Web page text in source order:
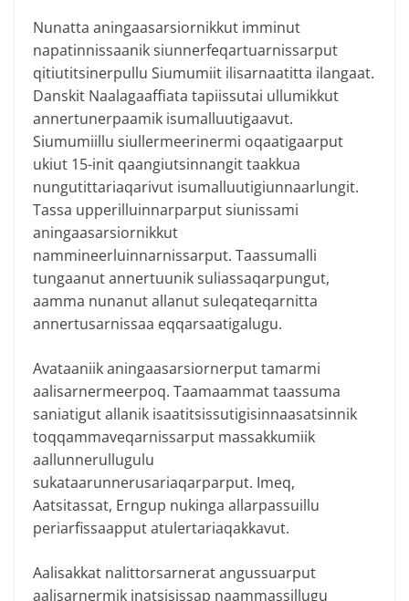
Nunatta aningaasarsiornikkut imminut
napatinnissaanik siunnerfeqartuarnissarput
qitiutitsinerpullu Siumumiit ilisarnaatitta ilangaat.
Danskit Naalagaaffiata tapiissutai ullumikkut
annertunerpaamik isumalluutigaavut.
Siumumiillu siullermeerinermi oqaatigaarput
ukiut 15-init qaangiutsinnangit taakkua
nungutittariaqarivut isumalluutigiunnaarlungit.
Tassa upperilluinnarparput siunissami
aningaasarsiornikkut
nammineerluinnarnissarput. Taassumalli
tungaanut annertuunik suliassaqarpungut,
aamma nunanut allanut suleqateqarnitta
annertusarnissaa eqqarsaatigalugu.
Avataaniik aningaasarsiornerput tamarmi
aalisarnermeerpoq. Taamaammat taassuma
saniatigut allanik isaatitsissutigisinnaasatsinnik
toqqammaveqarnissarput massakkumiik
aallunnerullugulu
sukataarunnerusariaqarparput. Imeq,
Aatsitassat, Erngup nukinga allarpassuillu
periarfissaapput atulertariaqakkavut.
Aalisakkat nalittorsarnerat angussuarput
aalisarnermik inatsisissap naammassillugu